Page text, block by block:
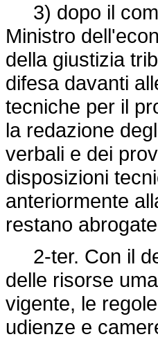
3) dopo il
Ministro
della giustizia
difesa davanti
tecniche per il
la redazione
verbali e dei
disposizioni
anteriormente
restano
2-ter. Con il
delle risorse
vigente, le
udienze e